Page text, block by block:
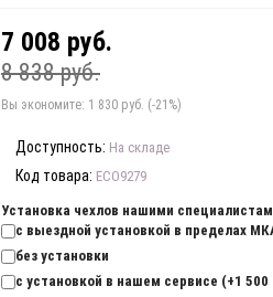
7 008 руб.
8 838 руб.
Вы экономите: 1 830 руб. (-21%)
Доступность: На складе
Код товара: ECO9279
Установка чехлов нашими
с выездной установкой в пределах
без установки
с установкой в нашем сервисе (+1 500